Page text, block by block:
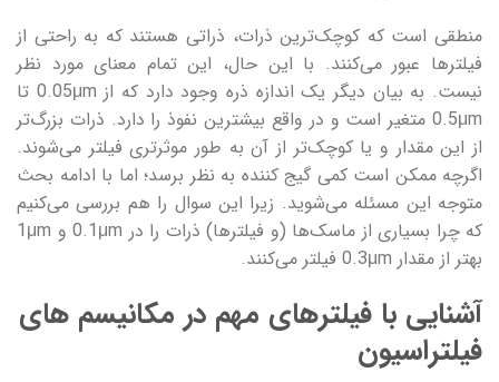
منطقی است که کوچک‌ترین ذرات، ذراتی هستند که به راحتی از
فیلترها عبور می‌کنند. با این حال، این تمام معنای مورد نظر
نیست. به بیان دیگر یک اندازه ذره وجود دارد که از 0.05μm تا
0.5μm متغیر است و در واقع بیشترین نفوذ را دارد. ذرات بزرگ‌تر
از این مقدار و یا کوچک‌تر از آن به طور موثرتری فیلتر می‌شوند.
اگرچه ممکن است کمی گیج کننده به نظر برسد؛ اما با ادامه بحث
متوجه این مسئله می‌شوید. زیرا این سوال را هم بررسی می‌کنیم
که چرا بسیاری از ماسک‌ها (و فیلترها) ذرات را در 0.1μm و 1μm
بهتر از مقدار 0.3μm فیلتر می‌کنند.
آشنایی با فیلترهای مهم در مکانیسم‌ های
فیلتراسیون